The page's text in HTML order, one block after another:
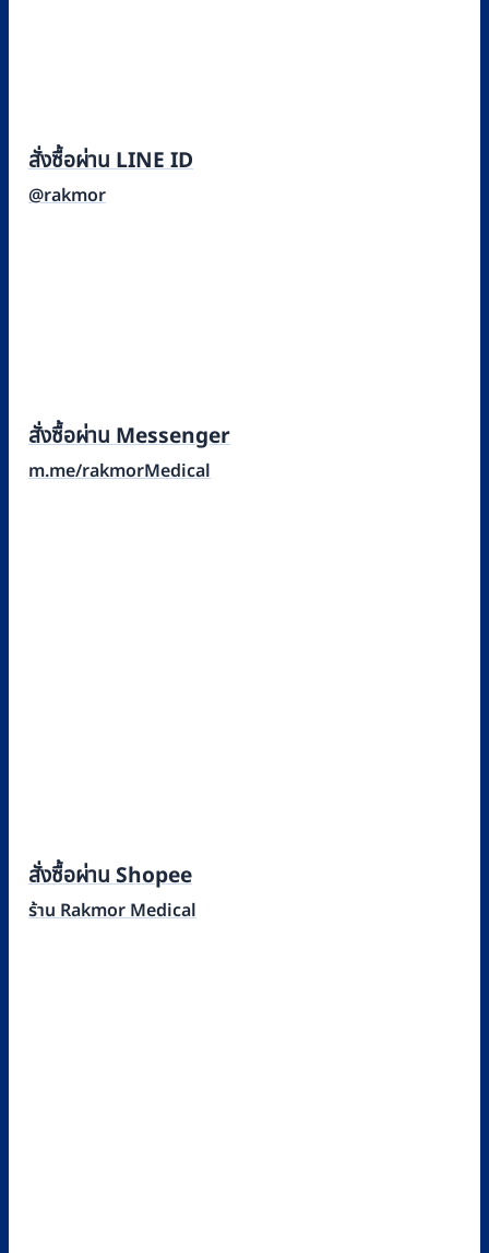
สั่งซื้อผ่าน LINE ID
@rakmor
สั่งซื้อผ่าน Messenger
m.me/rakmorMedical
สั่งซื้อผ่าน Shopee
ร้าน Rakmor Medical